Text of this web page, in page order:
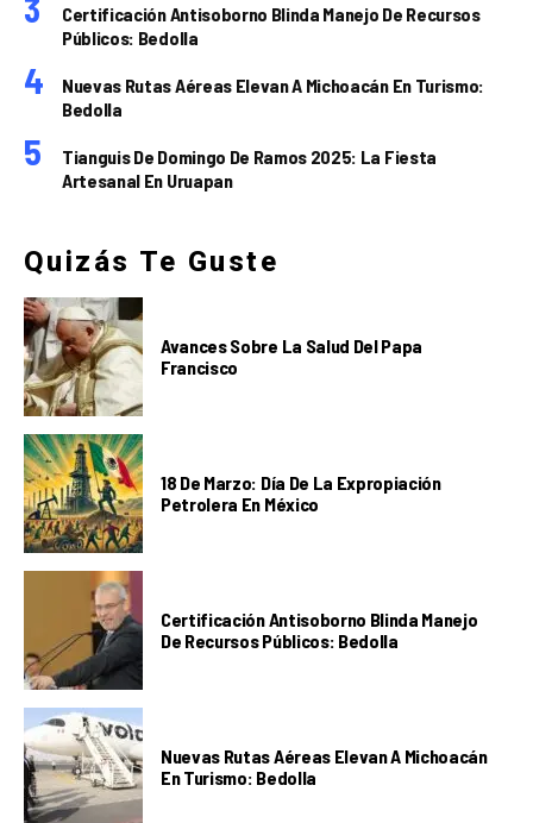
Certificación Antisoborno Blinda Manejo De Recursos
Públicos: Bedolla
Nuevas Rutas Aéreas Elevan A Michoacán En Turismo:
Bedolla
Tianguis De Domingo De Ramos 2025: La Fiesta
Artesanal En Uruapan
Quizás Te Guste
Avances Sobre La Salud Del Papa
Francisco
18 De Marzo: Día De La Expropiación
Petrolera En México
Certificación Antisoborno Blinda Manejo
De Recursos Públicos: Bedolla
Nuevas Rutas Aéreas Elevan A Michoacán
En Turismo: Bedolla